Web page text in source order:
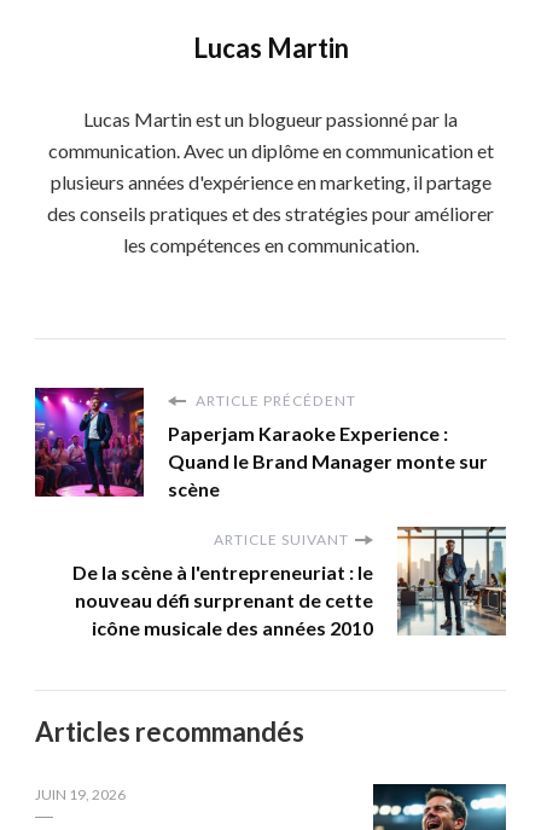
Lucas Martin
Lucas Martin est un blogueur passionné par la
communication. Avec un diplôme en communication et
plusieurs années d'expérience en marketing, il partage
des conseils pratiques et des stratégies pour améliorer
les compétences en communication.
ARTICLE PRÉCÉDENT
Paperjam Karaoke Experience :
Quand le Brand Manager monte sur
scène
ARTICLE SUIVANT
De la scène à l'entrepreneuriat : le
nouveau défi surprenant de cette
icône musicale des années 2010
Articles recommandés
JUIN 19, 2026